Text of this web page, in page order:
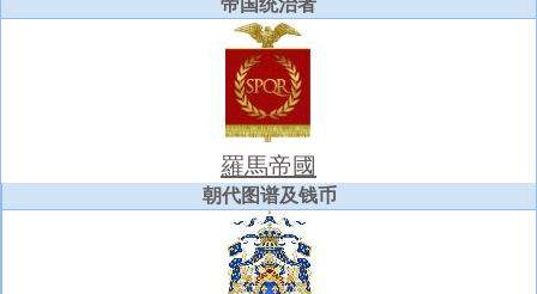
帝国统治者
羅馬帝國
朝代图谱及钱币